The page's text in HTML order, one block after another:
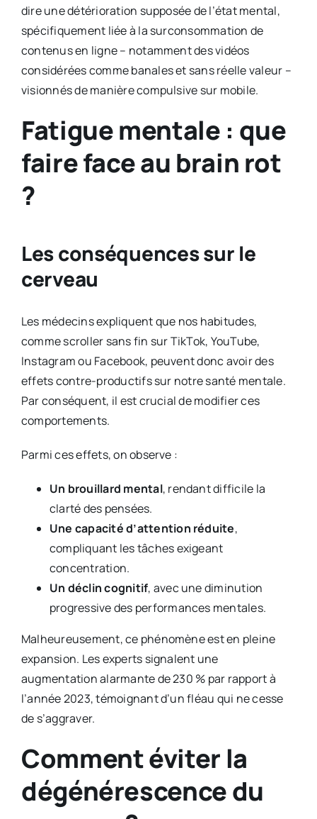
dire une détérioration supposée de l’état mental,
spécifiquement liée à la surconsommation de
contenus en ligne – notamment des vidéos
considérées comme banales et sans réelle valeur –
visionnés de manière compulsive sur mobile.
Fatigue mentale : que
faire face au brain rot
?
Les conséquences sur le
cerveau
Les médecins expliquent que nos habitudes,
comme scroller sans fin sur TikTok, YouTube,
Instagram ou Facebook, peuvent donc avoir des
effets contre-productifs sur notre santé mentale.
Par conséquent, il est crucial de modifier ces
comportements.
Parmi ces effets, on observe :
Un brouillard mental, rendant difficile la
clarté des pensées.
Une capacité d’attention réduite,
compliquant les tâches exigeant
concentration.
Un déclin cognitif, avec une diminution
progressive des performances mentales.
Malheureusement, ce phénomène est en pleine
expansion. Les experts signalent une
augmentation alarmante de 230 % par rapport à
l’année 2023, témoignant d’un fléau qui ne cesse
de s’aggraver.
Comment éviter la
dégénérescence du